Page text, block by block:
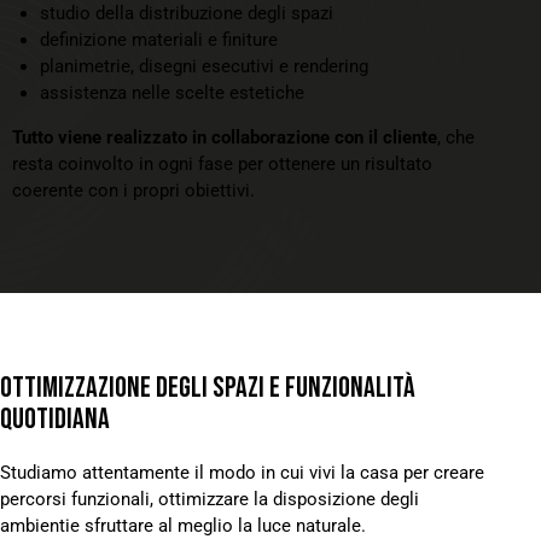
studio della distribuzione degli spazi
definizione materiali e finiture
planimetrie, disegni esecutivi e rendering
assistenza nelle scelte estetiche
Tutto viene realizzato in collaborazione con il cliente, che
resta coinvolto in ogni fase per ottenere un risultato
coerente con i propri obiettivi.
OTTIMIZZAZIONE DEGLI SPAZI E FUNZIONALITÀ
QUOTIDIANA
Studiamo attentamente il modo in cui vivi la casa per creare
percorsi funzionali, ottimizzare la disposizione degli
ambientie sfruttare al meglio la luce naturale.